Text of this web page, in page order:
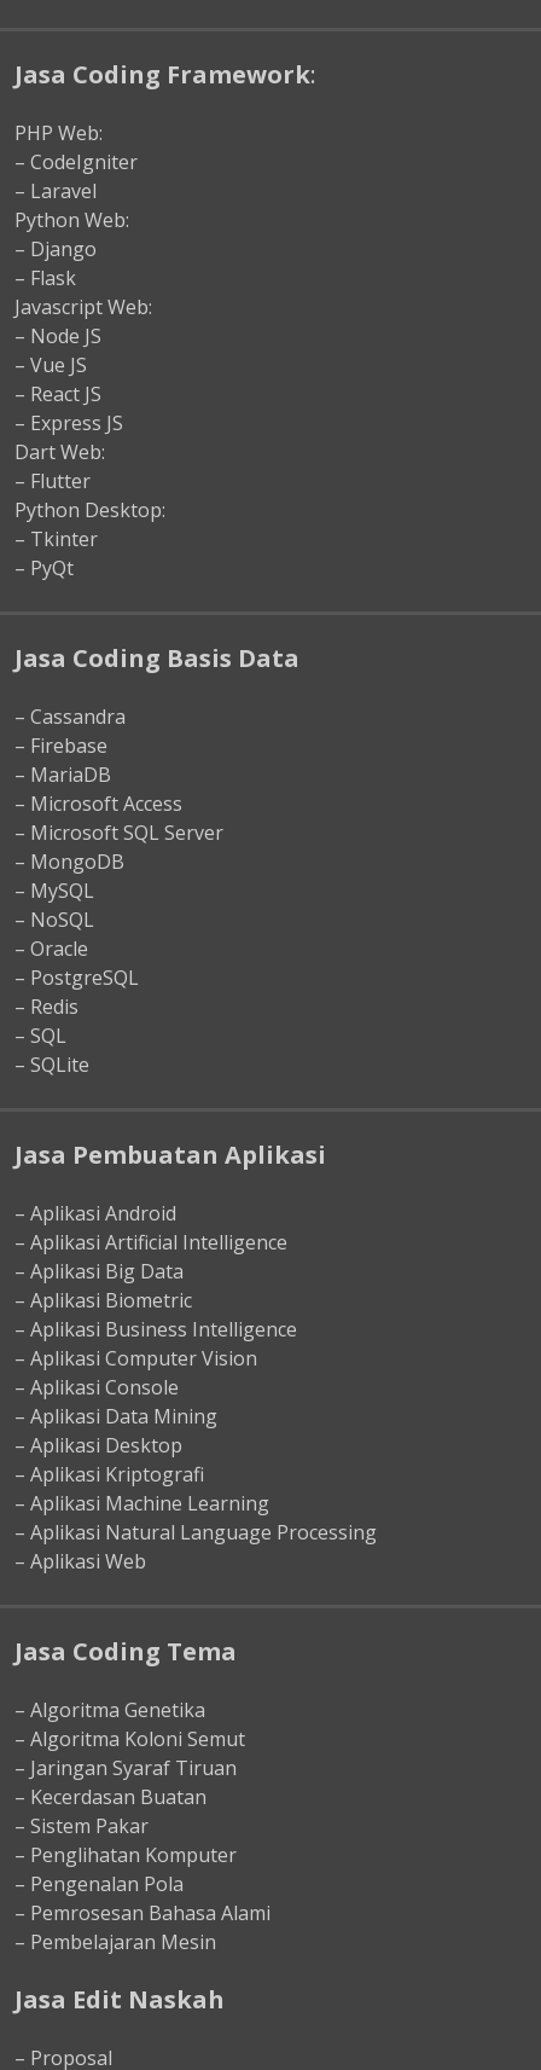
Jasa Coding Framework:
PHP Web:
– CodeIgniter
– Laravel
Python Web:
– Django
– Flask
Javascript Web:
– Node JS
– Vue JS
– React JS
– Express JS
Dart Web:
– Flutter
Python Desktop:
– Tkinter
– PyQt
Jasa Coding Basis Data
– Cassandra
– Firebase
– MariaDB
– Microsoft Access
– Microsoft SQL Server
– MongoDB
– MySQL
– NoSQL
– Oracle
– PostgreSQL
– Redis
– SQL
– SQLite
Jasa Pembuatan Aplikasi
– Aplikasi Android
– Aplikasi Artificial Intelligence
– Aplikasi Big Data
– Aplikasi Biometric
– Aplikasi Business Intelligence
– Aplikasi Computer Vision
– Aplikasi Console
– Aplikasi Data Mining
– Aplikasi Desktop
– Aplikasi Kriptografi
– Aplikasi Machine Learning
– Aplikasi Natural Language Processing
– Aplikasi Web
Jasa Coding Tema
– Algoritma Genetika
– Algoritma Koloni Semut
– Jaringan Syaraf Tiruan
– Kecerdasan Buatan
– Sistem Pakar
– Penglihatan Komputer
– Pengenalan Pola
– Pemrosesan Bahasa Alami
– Pembelajaran Mesin
Jasa Edit Naskah
– Proposal